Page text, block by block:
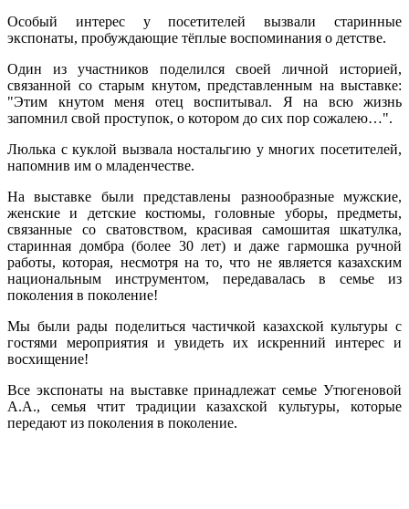
Особый интерес у посетителей вызвали старинные
экспонаты, пробуждающие тёплые воспоминания о детстве.
Один из участников поделился своей личной историей,
связанной со старым кнутом, представленным на выставке:
"Этим кнутом меня отец воспитывал. Я на всю жизнь
запомнил свой проступок, о котором до сих пор сожалею…".
Люлька с куклой вызвала ностальгию у многих посетителей,
напомнив им о младенчестве.
На выставке были представлены разнообразные мужские,
женские и детские костюмы, головные уборы, предметы,
связанные со сватовством, красивая самошитая шкатулка,
старинная домбра (более 30 лет) и даже гармошка ручной
работы, которая, несмотря на то, что не является казахским
национальным инструментом, передавалась в семье из
поколения в поколение!
Мы были рады поделиться частичкой казахской культуры с
гостями мероприятия и увидеть их искренний интерес и
восхищение!
Все экспонаты на выставке принадлежат семье Утюгеновой
А.А., семья чтит традиции казахской культуры, которые
передают из поколения в поколение.